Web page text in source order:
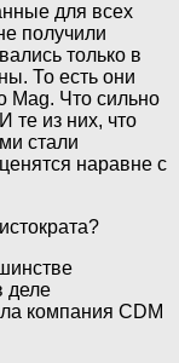
для всех
получили
только в
То есть они
Mag. Что сильно
те из них, что
стали
наравне с
деле
компания CDM